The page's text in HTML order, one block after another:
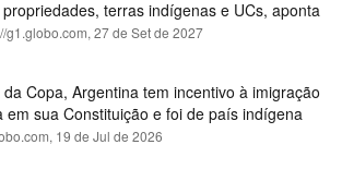
terras indígenas e UCs, aponta
g1.globo.com,27 de Set de 2027
da Copa, Argentina tem incentivo à imigração
em sua Constituição e foi de país indígena
branca19 de Jul de 2026